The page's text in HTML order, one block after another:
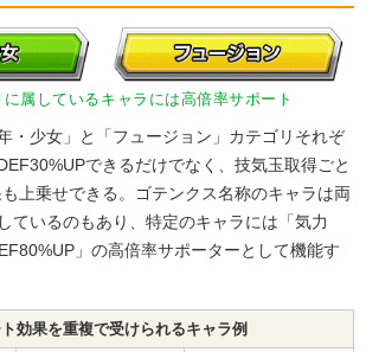
属しているキャラには高倍率サポート
・少女」と「フュージョン」カテゴリそれぞ
できるだけでなく、技気玉取得ごと
上乗せできる。ゴテンクス名称のキャラは両
ているのもあり、特定のキャラには「気力
」の高倍率サポーターとして機能す
効果を重複で受けられるキャラ例